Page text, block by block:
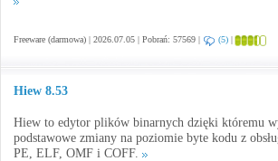
Freeware (darmowa) | 2026.07.05 | Pobrań: 57569 | (5) |
Hiew 8.53
Hiew to edytor plików binarnych dzięki któremu
podstawowe zmiany na poziomie byte kodu z
PE, ELF, OMF i COFF.